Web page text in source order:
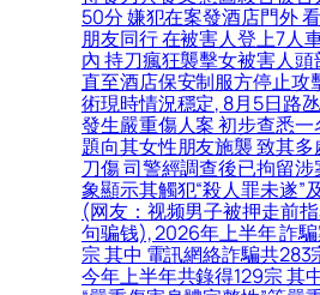
50分 嫌犯在案發酒店門外
朋友同行 在被害人登上7人
內 持刀瘋狂襲擊女被害人
直至酒店保安制服方停止攻
術現時情況穩定, 8月5日路
發生嚴重傷人案 初步查悉
題向其女性朋友施襲 致其
刀傷 司警經調查後已拘留
象顯示其觸犯“殺人罪未遂”
(网友：视频男子被押走前
句骗钱), 2026年上半年 詐
宗 其中 電訊網絡詐騙共283
今年上半年共錄得129宗 其